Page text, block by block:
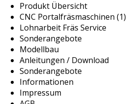
Produkt Übersicht
CNC Portalfräsmaschinen (1)
Lohnarbeit Fräs Service
Sonderangebote
Modellbau
Anleitungen / Download
Sonderangebote
Informationen
Impressum